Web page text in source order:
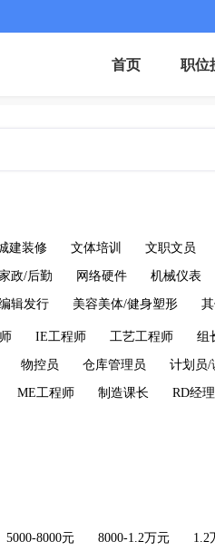
首页 职位
建装修 文体培训 文职文员
政/后勤 网络硬件 机械仪表
辑发行 美容美体/健身塑形
IE工程师 工艺工程师 组
物控员 仓库管理员 计划员/
ME工程师 制造课长 RD经理
5000-8000元 8000-1.2万元 1.2